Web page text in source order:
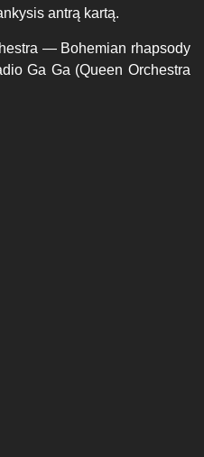
antrą kartą.
— Bohemian rhapsody
Ga Ga (Queen Orchestra